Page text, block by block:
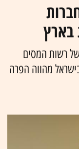
בארץ
רשות המסים
מהווה הפרה